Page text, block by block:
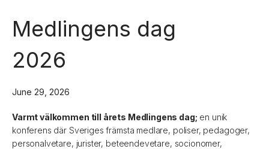
Medlingens dag
2026
June 29, 2026
Varmt välkommen till årets Medlingens dag; en unik
konferens där Sveriges främsta medlare, poliser, pedagoger,
personalvetare, jurister, beteendevetare, socionomer,